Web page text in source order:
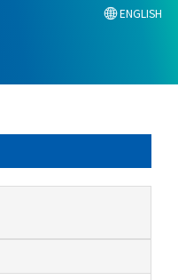
ENGLISH